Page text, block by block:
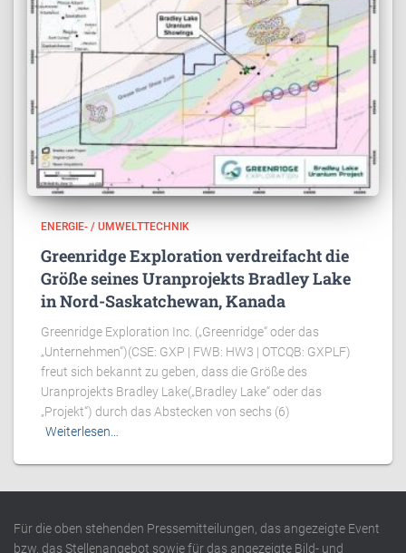
ENERGIE- / UMWELTTECHNIK
Greenridge Exploration verdreifacht die
Größe seines Uranprojekts Bradley Lake
in Nord-Saskatchewan, Kanada
Greenridge Exploration Inc. („Greenridge“ oder das
„Unternehmen“)(CSE: GXP | FWB: HW3 | OTCQB: GXPLF)
freut sich bekannt zu geben, dass die Größe des
Uranprojekts Bradley Lake(„Bradley Lake“ oder das
„Projekt“) durch das Abstecken von sechs (6)
Weiterlesen…
Für die oben stehenden Pressemitteilungen, das angezeigte Event
bzw. das Stellenangebot sowie für das angezeigte Bild- und